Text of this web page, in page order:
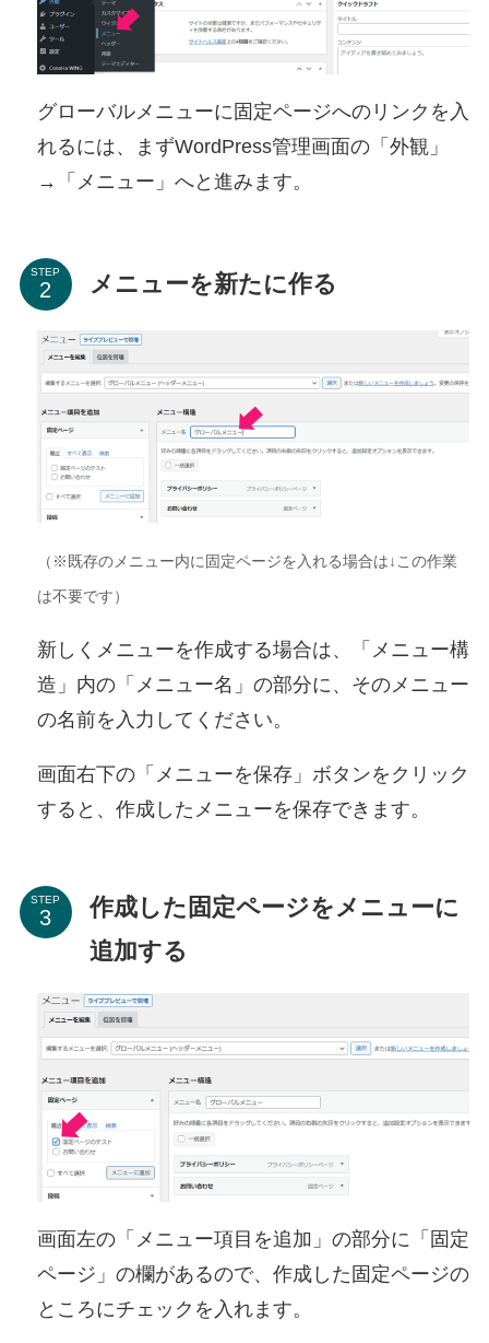
グローバルメニューに固定ページへのリンクを入
れるには、まずWordPress管理画面の「外観」
→「メニュー」へと進みます。
STEP メニューを新たに作る
（※既存のメニュー内に固定ページを入れる場合は↓この作業
は不要です）
新しくメニューを作成する場合は、「メニュー構
造」内の「メニュー名」の部分に、そのメニュー
の名前を入力してください。
画面右下の「メニューを保存」ボタンをクリック
すると、作成したメニューを保存できます。
STEP
作成した固定ページをメニューに
追加する
画面左の「メニュー項目を追加」の部分に「固定
ページ」の欄があるので、作成した固定ページの
ところにチェックを入れます。